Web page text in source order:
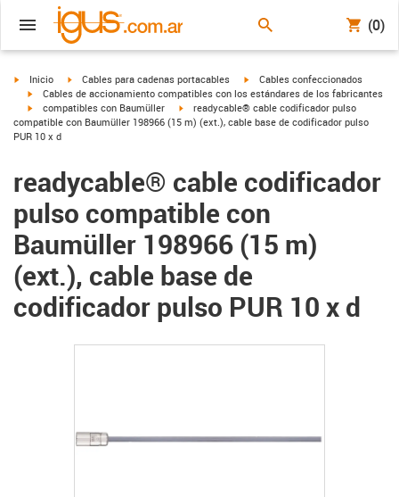
(0)
igus-icon-arrow-right
Inicio igus-icon-arrow-right
Cables para cadenas portacables igus-icon-arrow-right
Cables confeccionados
igus-icon-arrow-right
Cables de accionamiento compatibles con los estándares de los fabricantes
igus-icon-arrow-right
compatibles con Baumüller igus-icon-arrow-right
readycable® cable codificador pulso
compatible con Baumüller 198966 (15 m) (ext.), cable base de codificador pulso
PUR 10 x d
readycable® cable codificador
pulso compatible con
Baumüller 198966 (15 m)
(ext.), cable base de
codificador pulso PUR 10 x d